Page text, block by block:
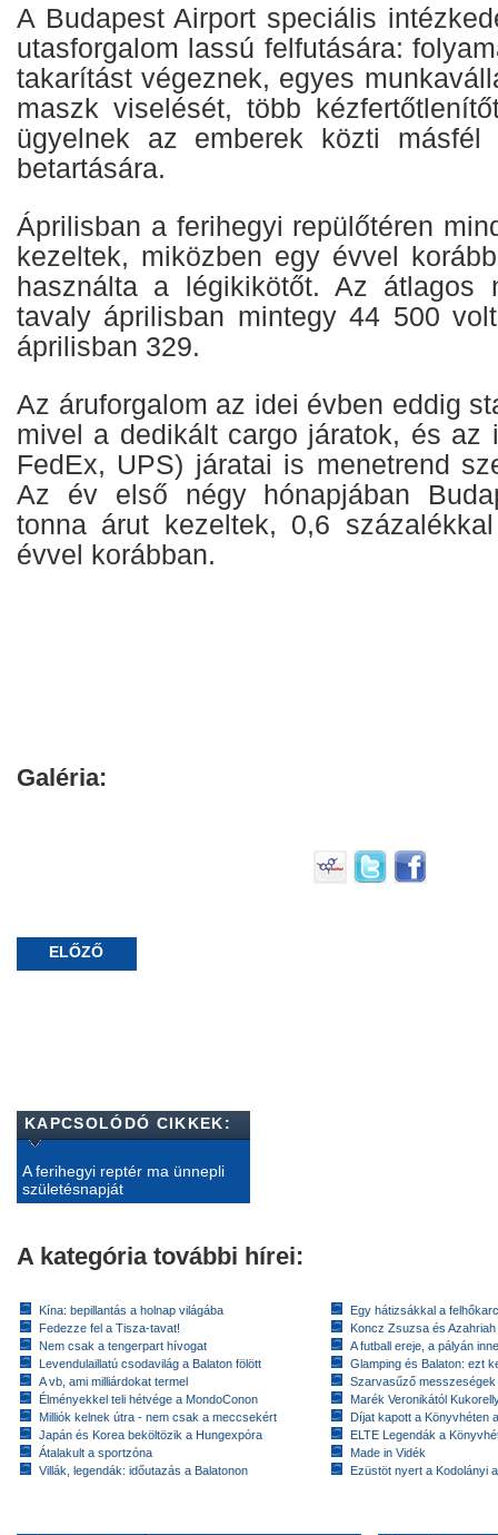
A Budapest Airport speciális
utasforgalom lassú felfutására:
takarítást végeznek, egyes
maszk viselését, több
ügyelnek az emberek közti másfél
betartására.
Áprilisban a ferihegyi repülőtéren
kezeltek, miközben egy évvel
használta a légikikötőt. Az átlagos
tavaly áprilisban mintegy 44 500
áprilisban 329.
Az áruforgalom az idei évben eddig
mivel a dedikált cargo járatok, és az
FedEx, UPS) járatai is menetrend
Az év első négy hónapjában
tonna árut kezeltek, 0,6
évvel korábban.
Galéria:
ELŐZŐ
KAPCSOLÓDÓ CIKKEK:
A ferihegyi reptér ma ünnepli
születésnapját
A kategória további hírei:
Kína: bepillantás a holnap világába
Fedezze fel a Tisza-tavat!
Nem csak a tengerpart hívogat
Levendulaillatú csodavilág a Balaton fölött
A vb, ami milliárdokat termel
Élményekkel teli hétvége a MondoConon
Milliók kelnek útra - nem csak a meccsekért
Japán és Korea beköltözik a Hungexpóra
Átalakult a sportzóna
Villák, legendák: időutazás a Balatonon
Egy hátizsákkal a
Koncz Zsuzsa és
A futball ereje, a pályán
Glamping és Balaton: ezt
Szarvasűző messzeségek
Marék Veronikától
Díjat kapott a Könyvhéten
ELTE Legendák a
Made in Vidék
Ezüstöt nyert a Kodolányi